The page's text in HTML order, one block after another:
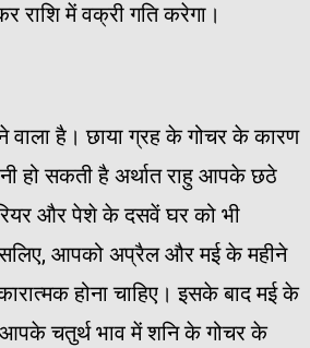
राशि में वक्री गति करेगा।
है। छाया ग्रह के गोचर के कारण
हो सकती है अर्थात राहु आपके छठे
और पेशे के दसवें घर को भी
आपको अप्रैल और मई के महीने
होना चाहिए। इसके बाद मई के
चतुर्थ भाव में शनि के गोचर के